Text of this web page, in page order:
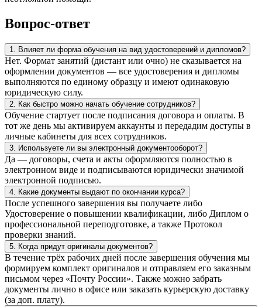
Вопрос-ответ
1. Влияет ли форма обучения на вид удостоверений и дипломов?
Нет. Формат занятий (дистант или очно) не сказывается на
оформлении документов — все удостоверения и дипломы
выполняются по единому образцу и имеют одинаковую
юридическую силу.
2. Как быстро можно начать обучение сотрудников?
Обучение стартует после подписания договора и оплаты. В
тот же день мы активируем аккаунты и передадим доступы в
личные кабинеты для всех сотрудников.
3. Используете ли вы электронный документооборот?
Да — договоры, счета и акты оформляются полностью в
электронном виде и подписываются юридически значимой
электронной подписью.
4. Какие документы выдают по окончании курса?
После успешного завершения вы получаете либо
Удостоверение о повышении квалификации, либо Диплом о
профессиональной переподготовке, а также Протокол
проверки знаний.
5. Когда придут оригиналы документов?
В течение трёх рабочих дней после завершения обучения мы
формируем комплект оригиналов и отправляем его заказным
письмом через «Почту России». Также можно забрать
документы лично в офисе или заказать курьерскую доставку
(за доп. плату).